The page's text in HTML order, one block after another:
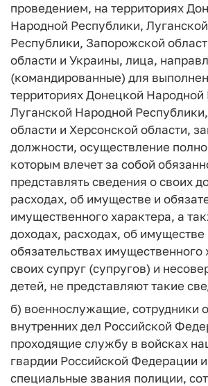
проведением, на территориях
Народной Республики,
Республики, Запорожской
области и Украины, лица,
(командированные) для
территориях Донецкой Народной
Луганской Народной
области и Херсонской области,
должности, осуществление
которым влечет за собой
представлять сведения о своих
расходах, об имуществе и
имущественного характера, а
доходах, расходах, об имуществе
обязательствах имущественного
своих супруг (супругов) и
детей, не представляют такие
б) военнослужащие, сотрудники
внутренних дел Российской
проходящие службу в войсках
гвардии Российской Федерации
специальные звания полиции,